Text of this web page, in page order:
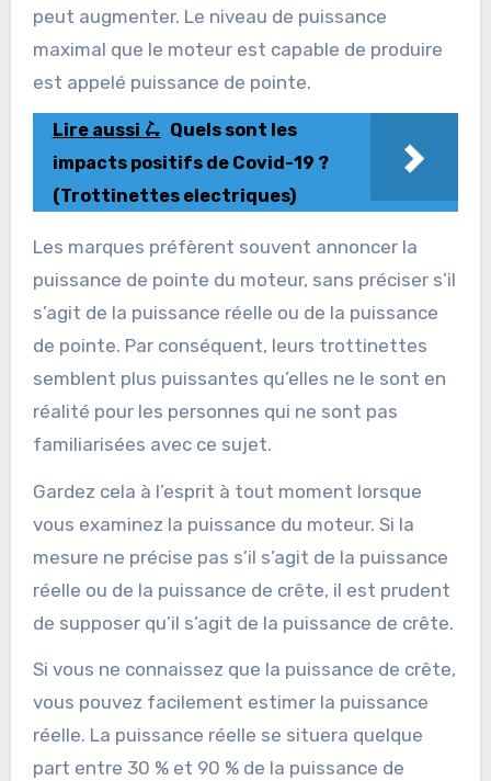
peut augmenter. Le niveau de puissance
maximal que le moteur est capable de produire
est appelé puissance de pointe.
Lire aussi 🛴 Quels sont les
impacts positifs de Covid-19 ?
(Trottinettes electriques)
Les marques préfèrent souvent annoncer la
puissance de pointe du moteur, sans préciser s’il
s’agit de la puissance réelle ou de la puissance
de pointe. Par conséquent, leurs trottinettes
semblent plus puissantes qu’elles ne le sont en
réalité pour les personnes qui ne sont pas
familiarisées avec ce sujet.
Gardez cela à l’esprit à tout moment lorsque
vous examinez la puissance du moteur. Si la
mesure ne précise pas s’il s’agit de la puissance
réelle ou de la puissance de crête, il est prudent
de supposer qu’il s’agit de la puissance de crête.
Si vous ne connaissez que la puissance de crête,
vous pouvez facilement estimer la puissance
réelle. La puissance réelle se situera quelque
part entre 30 % et 90 % de la puissance de